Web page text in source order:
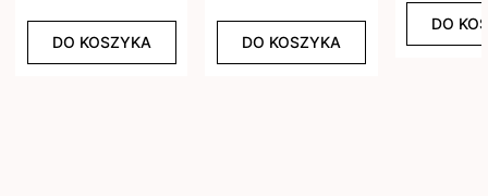
DO KOSZYKA DO KOSZYKA
DO